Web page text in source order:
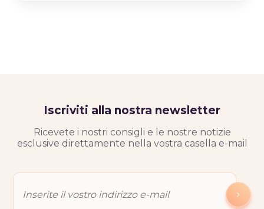
Iscriviti alla nostra newsletter
Ricevete i nostri consigli e le nostre notizie
esclusive direttamente nella vostra casella e-mail